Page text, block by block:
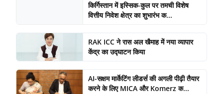
किर्गिस्तान में इस्सिक-कुल पर तमची विशेष
वित्तीय निवेश क्षेत्र का शुभारंभ क...
RAK ICC ने रास अल खैमाह में नया व्यापार
केंद्र का उद्घाटन किया
AI-सक्षम मार्केटिंग लीडर्स की अगली पीढ़ी तैयार
करने के लिए MICA और Komerz क...